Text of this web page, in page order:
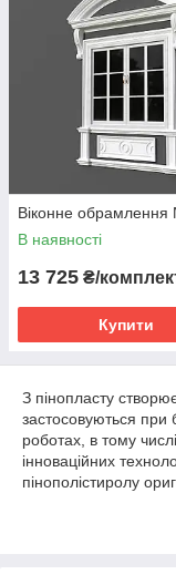
Віконне обрамлення
В наявності
13 725 ₴/
Купити
З пінопласту
застосовуються при
роботах, в тому
інноваційних
пінополістиролу
матеріалу.